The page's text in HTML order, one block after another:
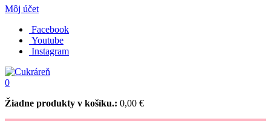
Môj účet
Facebook
Youtube
Instagram
0
Žiadne produkty v košíku.: 0,00 €